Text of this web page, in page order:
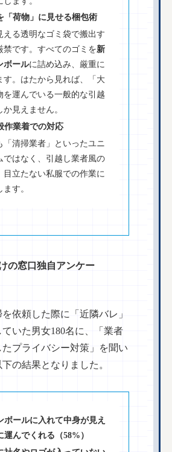
「荷物」に見せる梱包術
える透明なゴミ袋で搬出す
禁です。すべてのゴミを新
ボールに詰め込み、厳重に
す。はたから見れば、「大
を運んでいる一般的な引越
か見えません。
作業着での対応
「清掃業者」といったユニ
ではなく、引越し業者風の
目立たない私服での作業に
す。
の窓口独自アンケー
依頼した際に「近隣バレ」
いた男女180名に、「業者
プライバシー対策」を聞い
の結果となりました。
ボールに入れて中身が見え
運んでくれる（58%）